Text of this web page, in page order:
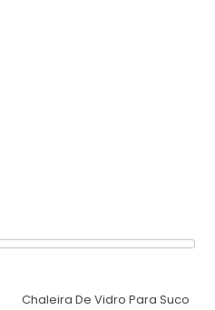
Chaleira De Vidro Para Suco